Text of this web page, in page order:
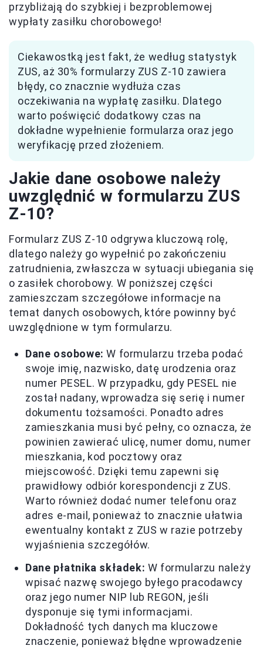
przybliżają do szybkiej i bezproblemowej
wypłaty zasiłku chorobowego!
Ciekawostką jest fakt, że według statystyk
ZUS, aż 30% formularzy ZUS Z-10 zawiera
błędy, co znacznie wydłuża czas
oczekiwania na wypłatę zasiłku. Dlatego
warto poświęcić dodatkowy czas na
dokładne wypełnienie formularza oraz jego
weryfikację przed złożeniem.
Jakie dane osobowe należy
uwzględnić w formularzu ZUS
Z-10?
Formularz ZUS Z-10 odgrywa kluczową rolę,
dlatego należy go wypełnić po zakończeniu
zatrudnienia, zwłaszcza w sytuacji ubiegania się
o zasiłek chorobowy. W poniższej części
zamieszczam szczegółowe informacje na
temat danych osobowych, które powinny być
uwzględnione w tym formularzu.
Dane osobowe: W formularzu trzeba podać
swoje imię, nazwisko, datę urodzenia oraz
numer PESEL. W przypadku, gdy PESEL nie
został nadany, wprowadza się serię i numer
dokumentu tożsamości. Ponadto adres
zamieszkania musi być pełny, co oznacza, że
powinien zawierać ulicę, numer domu, numer
mieszkania, kod pocztowy oraz
miejscowość. Dzięki temu zapewni się
prawidłowy odbiór korespondencji z ZUS.
Warto również dodać numer telefonu oraz
adres e-mail, ponieważ to znacznie ułatwia
ewentualny kontakt z ZUS w razie potrzeby
wyjaśnienia szczegółów.
Dane płatnika składek: W formularzu należy
wpisać nazwę swojego byłego pracodawcy
oraz jego numer NIP lub REGON, jeśli
dysponuje się tymi informacjami.
Dokładność tych danych ma kluczowe
znaczenie, ponieważ błędne wprowadzenie